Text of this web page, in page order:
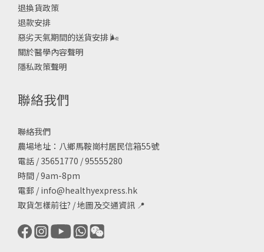
退換貨政策
退款安排
惡劣天氣期間的送貨安排🌬
關於醫學內容聲明
隱私政策聲明
聯絡我們
聯絡我們
農場地址：八鄉馬鞍崗村居民信箱55號
電話 / 35651770 / 95555280
時間 / 9am-8pm
電郵 / info@healthyexpress.hk
取貨怎樣前往? /地圖及交通資訊 📍